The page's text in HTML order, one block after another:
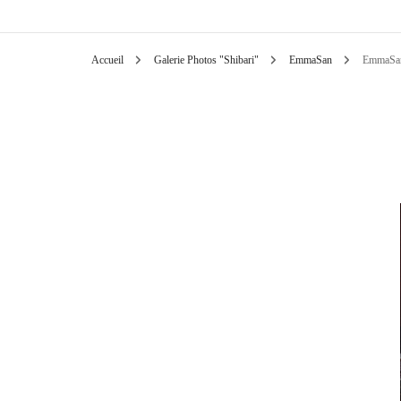
Accueil Galerie Photos "Shibari" EmmaSan